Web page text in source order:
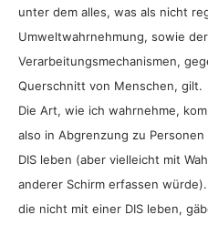
unter dem alles, was als nicht
Umweltwahrnehmung, sowie
Verarbeitungsmechanismen,
Querschnitt von Menschen, gilt.
Die Art, wie ich wahrnehme,
also in Abgrenzung zu
DIS leben (aber vielleicht mit
anderer Schirm erfassen
die nicht mit einer DIS leben,